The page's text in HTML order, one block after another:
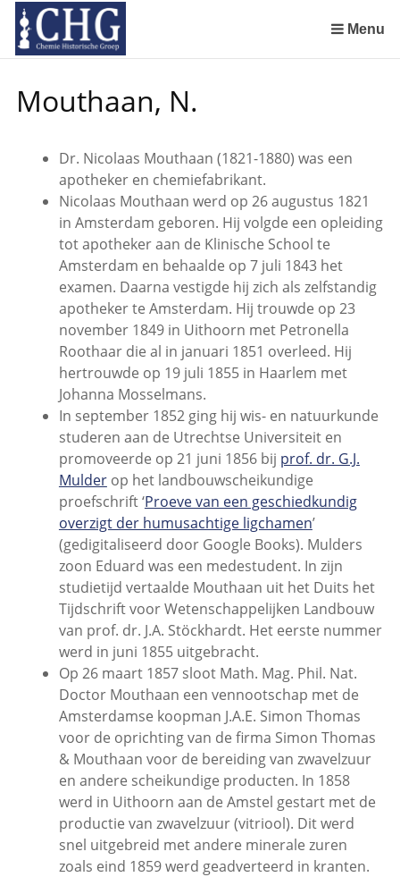
links
over
naar
de
Spring
naar
het
menu
Menu
Mouthaan, N.
Dr. Nicolaas Mouthaan (1821-1880) was een
apotheker en chemiefabrikant.
Nicolaas Mouthaan werd op 26 augustus 1821
in Amsterdam geboren. Hij volgde een opleiding
tot apotheker aan de Klinische School te
Amsterdam en behaalde op 7 juli 1843 het
examen. Daarna vestigde hij zich als zelfstandig
apotheker te Amsterdam. Hij trouwde op 23
november 1849 in Uithoorn met Petronella
Roothaar die al in januari 1851 overleed. Hij
hertrouwde op 19 juli 1855 in Haarlem met
Johanna Mosselmans.
In september 1852 ging hij wis- en natuurkunde
studeren aan de Utrechtse Universiteit en
promoveerde op 21 juni 1856 bij prof. dr. G.J.
Mulderop het landbouwscheikundige
proefschrift ‘Proeve van een geschiedkundig
overzigt der humusachtige ligchamen’
(gedigitaliseerd door Google Books). Mulders
zoon Eduard was een medestudent. In zijn
studietijd vertaalde Mouthaan uit het Duits het
Tijdschrift voor Wetenschappelijken Landbouw
van prof. dr. J.A. Stöckhardt. Het eerste nummer
werd in juni 1855 uitgebracht.
Op 26 maart 1857 sloot Math. Mag. Phil. Nat.
Doctor Mouthaan een vennootschap met de
Amsterdamse koopman J.A.E. Simon Thomas
voor de oprichting van de firma Simon Thomas
& Mouthaan voor de bereiding van zwavelzuur
en andere scheikundige producten. In 1858
werd in Uithoorn aan de Amstel gestart met de
productie van zwavelzuur (vitriool). Dit werd
snel uitgebreid met andere minerale zuren
zoals eind 1859 werd geadverteerd in kranten.